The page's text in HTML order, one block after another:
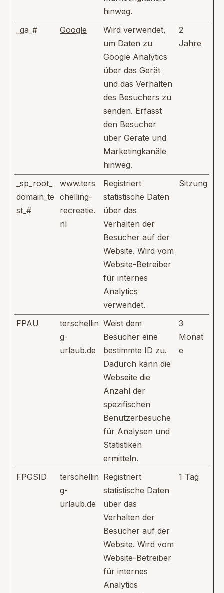
hinweg.
_ga_#
Google
Wird verwendet,
um Daten zu
Google Analytics
über das Gerät
und das Verhalten
des Besuchers zu
senden. Erfasst
den Besucher
über Geräte und
Marketingkanäle
hinweg.
2
Jahre
_sp_root_
domain_te
st_#
www.ters
chelling-
recreatie.
nl
Registriert
statistische Daten
über das
Verhalten der
Besucher auf der
Website. Wird vom
Website-Betreiber
für internes
Analytics
verwendet.
Sitzung
FPAU
terschellin
g-
urlaub.de
Weist dem
Besucher eine
bestimmte ID zu.
Dadurch kann die
Webseite die
Anzahl der
spezifischen
Benutzerbesuche
für Analysen und
Statistiken
ermitteln.
3
Monat
e
FPGSID
terschellin
g-
urlaub.de
Registriert
statistische Daten
über das
Verhalten der
Besucher auf der
Website. Wird vom
Website-Betreiber
für internes
Analytics
1 Tag